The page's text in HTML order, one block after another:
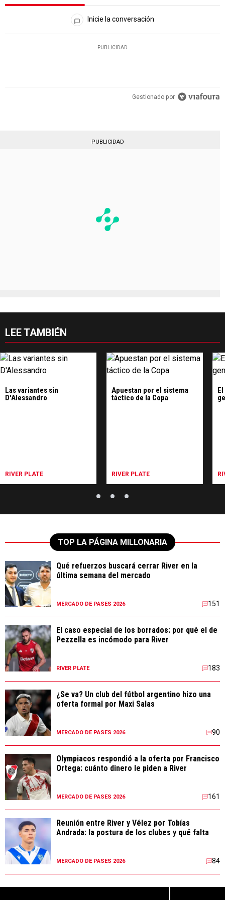
Todos los comentarios
Inicie la conversación
PUBLICIDAD
Gestionado por
PUBLICIDAD
LEE TAMBIÉN
Las variantes sin
D'Alessandro
RIVER PLATE
Apuestan por el sistema
táctico de la Copa
RIVER PLATE
TOP LA PÁGINA MILLONARIA
Qué refuerzos buscará cerrar River en la
última semana del mercado
MERCADO DE PASES 2026 151
El caso especial de los borrados: por qué el de
Pezzella es incómodo para River
RIVER PLATE 183
¿Se va? Un club del fútbol argentino hizo una
oferta formal por Maxi Salas
MERCADO DE PASES 2026 90
Olympiacos respondió a la oferta por Francisco
Ortega: cuánto dinero le piden a River
MERCADO DE PASES 2026 161
Reunión entre River y Vélez por Tobías
Andrada: la postura de los clubes y qué falta
MERCADO DE PASES 2026 84